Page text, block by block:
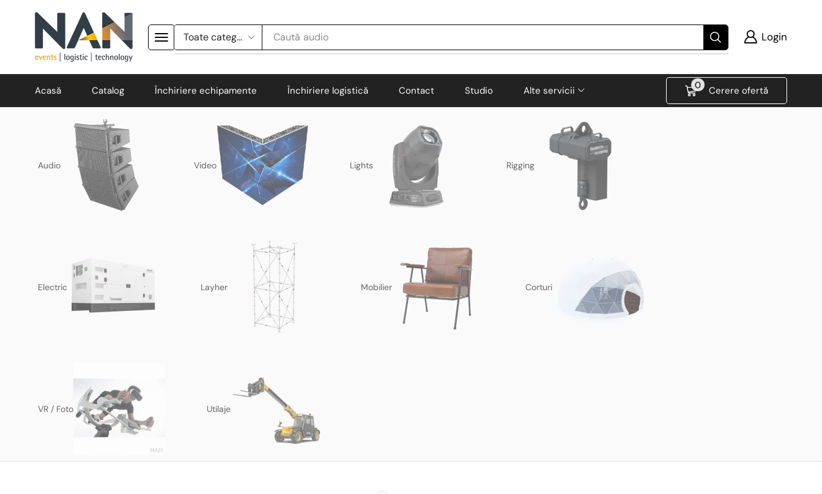
Caută audio Login
Acasă Catalog Închiriere echipamente Închiriere logistică Contact Studio Alte servicii 0 Cerere ofertă
Audio Video Lights Rigging
Electric Layher Mobilier Corturi
VR / Foto Utilaje